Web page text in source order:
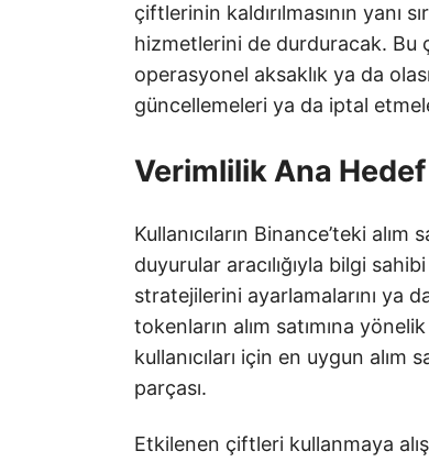
çiftlerinin kaldırılmasının yanı
hizmetlerini de durduracak. Bu
operasyonel aksaklık ya da
güncellemeleri ya da iptal
Verimlilik Ana Hedef
Kullanıcıların Binance’teki
duyurular aracılığıyla bilgi
stratejilerini ayarlamalarını ya
tokenların alım satımına
kullanıcıları için en uygun alım
parçası.
Etkilenen çiftleri kullanmaya